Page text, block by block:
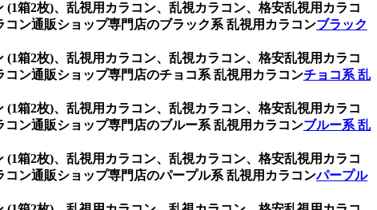
(1箱2枚)、乱視用カラコン、乱視カラコン、格安乱視用カラコ
ン通販ショップ専門店のブラック系 乱視用カラコンブラック
(1箱2枚)、乱視用カラコン、乱視カラコン、格安乱視用カラコ
ン通販ショップ専門店のチョコ系 乱視用カラコンチョコ系 乱
(1箱2枚)、乱視用カラコン、乱視カラコン、格安乱視用カラコ
ン通販ショップ専門店のブルー系 乱視用カラコンブルー系 乱
(1箱2枚)、乱視用カラコン、乱視カラコン、格安乱視用カラコ
ン通販ショップ専門店のパープル系 乱視用カラコンパープル